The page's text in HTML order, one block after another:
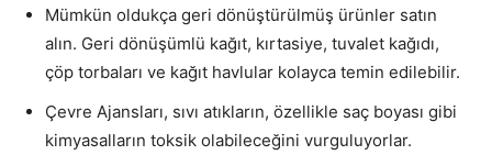
Mümkün oldukça geri dönüştürülmüş ürünler satın
alın. Geri dönüşümlü kağıt, kırtasiye, tuvalet kağıdı,
çöp torbaları ve kağıt havlular kolayca temin edilebilir.
Çevre Ajansları, sıvı atıkların, özellikle saç boyası gibi
kimyasalların toksik olabileceğini vurguluyorlar.